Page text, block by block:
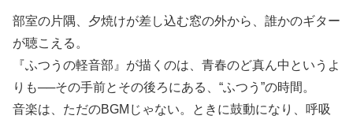
部室の片隅、夕焼けが差し込む窓の外から、誰かのギター
が聴こえる。
『ふつうの軽音部』が描くのは、青春のど真ん中というよ
りも──その手前とその後ろにある、“ふつう”の時間。
音楽は、ただのBGMじゃない。ときに鼓動になり、呼吸